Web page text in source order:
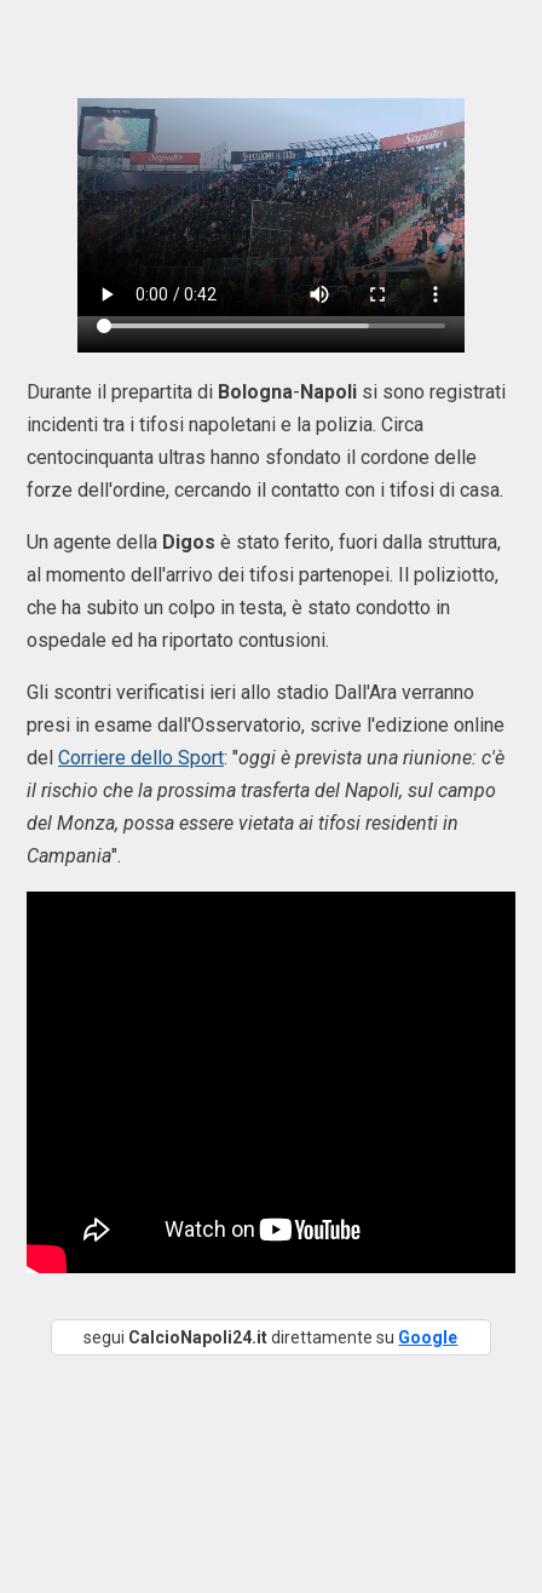
Durante il prepartita di Bologna-Napoli si sono registrati
incidenti tra i tifosi napoletani e la polizia. Circa
centocinquanta ultras hanno sfondato il cordone delle
forze dell'ordine, cercando il contatto con i tifosi di casa.
Un agente della Digos è stato ferito, fuori dalla struttura,
al momento dell'arrivo dei tifosi partenopei. Il poliziotto,
che ha subito un colpo in testa, è stato condotto in
ospedale ed ha riportato contusioni.
Gli scontri verificatisi ieri allo stadio Dall'Ara verranno
presi in esame dall'Osservatorio, scrive l'edizione online
del Corriere dello Sport: "oggi è prevista una riunione: c'è
il rischio che la prossima trasferta del Napoli, sul campo
del Monza, possa essere vietata ai tifosi residenti in
Campania".
segui CalcioNapoli24.itdirettamente su Google